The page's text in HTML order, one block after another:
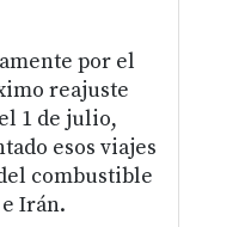
por el
reajuste
1 de julio,
esos viajes
combustible
Irán.